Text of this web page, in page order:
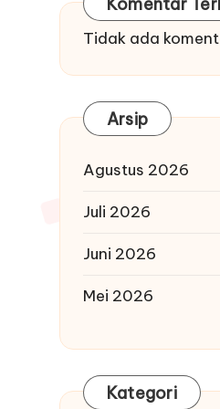
Tidak ada
Arsip
Agustus 2026
Juli 2026
Juni 2026
Mei 2026
Kategori